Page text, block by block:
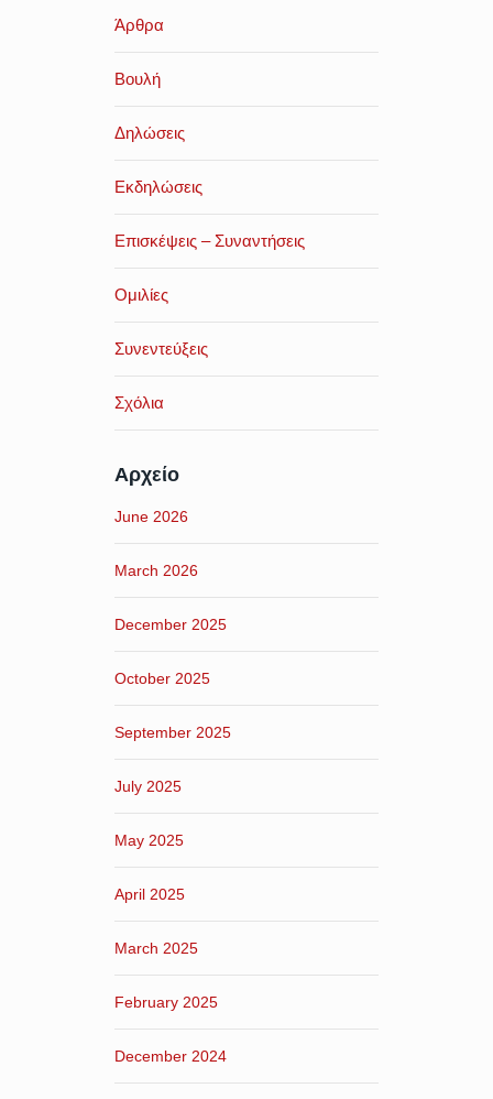
Άρθρα
Βουλή
Δηλώσεις
Εκδηλώσεις
Επισκέψεις – Συναντήσεις
Ομιλίες
Συνεντεύξεις
Σχόλια
Αρχείο
June 2026
March 2026
December 2025
October 2025
September 2025
July 2025
May 2025
April 2025
March 2025
February 2025
December 2024